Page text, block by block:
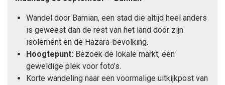
Wandel door Bamian, een stad die altijd heel anders
is geweest dan de rest van het land door zijn
isolement en de Hazara-bevolking.
Hoogtepunt: Bezoek de lokale markt, een
geweldige plek voor foto’s.
Korte wandeling naar een voormalige uitkijkpost van